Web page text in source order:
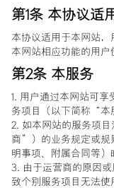
第1条 本协议适
本协议适用于本网站
本网站相应功能的用户
第2条 本服务
1. 用户通过本网站可
务项目（以下简称“本
2. 如本网站的服务项
商”）的业务规定或规
明事项、附属合同等）
3. 由于运营商的原因
致个别服务项目无法